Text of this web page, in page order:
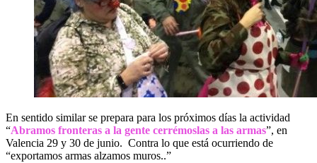
En sentido similar se prepara para los próximos días la actividad
“Abramos fronteras a la gente cerrémoslas a las armas”, en
Valencia 29 y 30 de junio. Contra lo que está ocurriendo de
“exportamos armas alzamos muros..”